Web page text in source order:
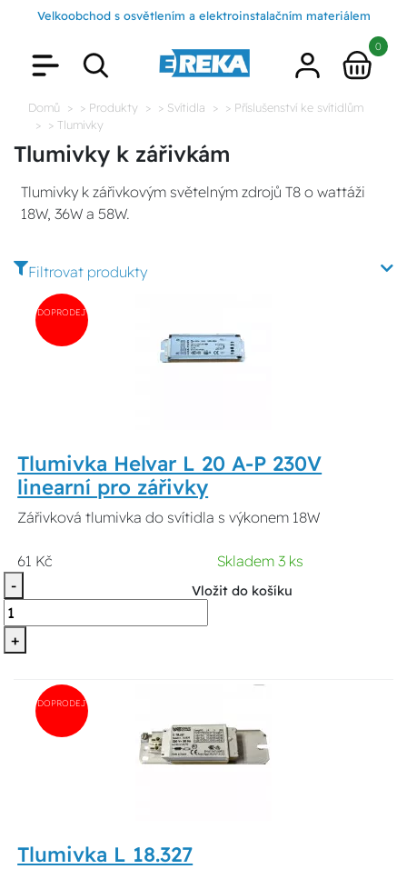
Velkoobchod s osvětlením a elektroinstalačním materiálem
0
Domů > Produkty > Svítidla
> Příslušenství ke svítidlům
> Tlumivky
Tlumivky k zářivkám
Tlumivky k zářivkovým světelným zdrojů T8 o wattáži
18W, 36W a 58W.
Filtrovat produkty
DOPRODEJ
Tlumivka Helvar L 20 A-P 230V
linearní pro zářivky
Zářivková tlumivka do svítidla s výkonem 18W
61 Kč
Skladem 3 ks
-
+
Vložit do košíku
DOPRODEJ
Tlumivka L 18.327